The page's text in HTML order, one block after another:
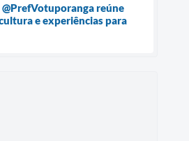
@PrefVotuporanga reúne
e experiências para